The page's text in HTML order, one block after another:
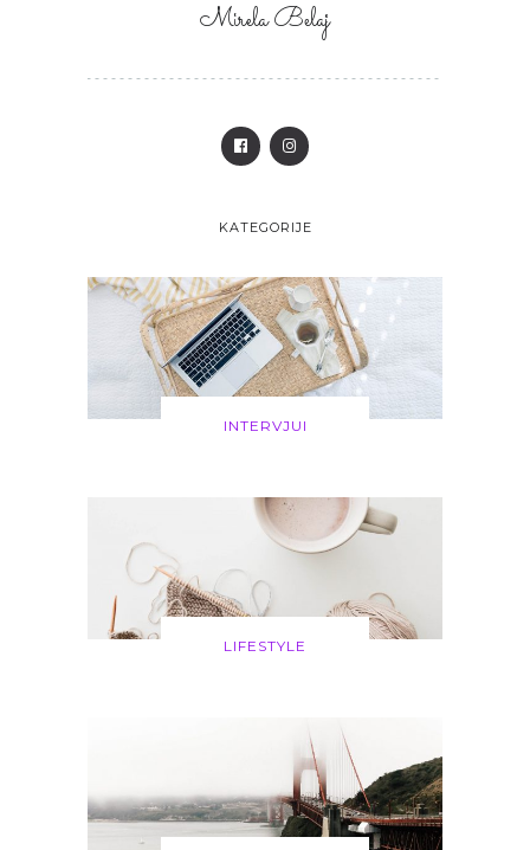
Mirela Belaj
KATEGORIJE
INTERVJUI
LIFESTYLE